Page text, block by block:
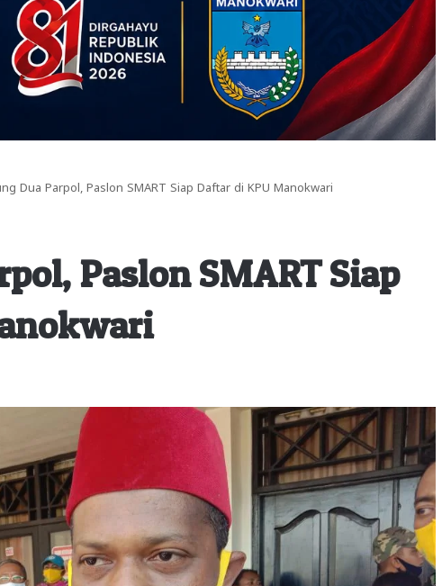
Dua Parpol, Paslon SMART Siap Daftar di KPU Manokwari
Paslon SMART Siap